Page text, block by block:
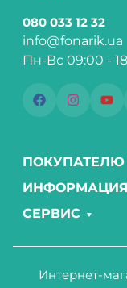
080 033 12 32
info@fonarik.ua
Пн-Вс 09:00 -
ПОКУПАТЕЛЮ
ИНФОРМАЦИЯ
СЕРВИС
Интернет-